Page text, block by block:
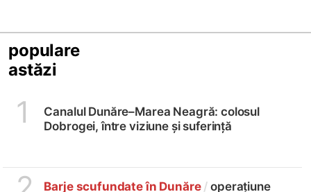
populare
astăzi
1
Canalul Dunăre–Marea Neagră: colosul
Dobrogei, între viziune și suferință
Barje scufundate în Dunăre / operațiune